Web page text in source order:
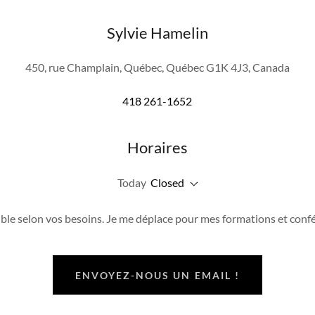
Sylvie Hamelin
450, rue Champlain, Québec, Québec G1K 4J3, Canada
418 261-1652
Horaires
Today Closed
selon vos besoins. Je me déplace pour mes formations et
ENVOYEZ-NOUS UN EMAIL !